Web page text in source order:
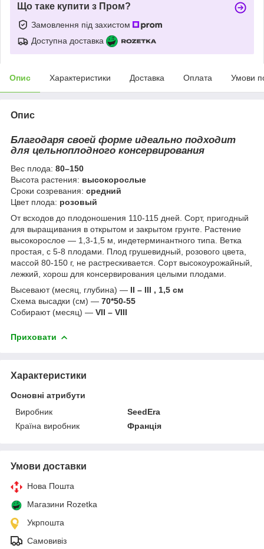
Що таке купити з Пром?
Замовлення під захистом
Доступна доставка
Опис Характеристики Доставка Оплата Умови
Опис
Благодаря своей форме идеально подходит
для цельноплодного консервирования
Вес плода: 80–150
Высота растения: высокорослые
Сроки созревания: средний
Цвет плода: розовый
От всходов до плодоношения 110-115 дней. Сорт, пригодный
для выращивания в открытом и закрытом грунте. Растение
высокорослое — 1,3-1,5 м, индетерминантного типа. Ветка
простая, с 5-8 плодами. Плод грушевидный, розового цвета,
массой 80-150 г, не растрескивается. Сорт высокоурожайный,
лежкий, хорош для консервирования целыми плодами.
Высевают (месяц, глубина) — II – III , 1,5 см
Схема высадки (см) — 70*50-55
Собирают (месяц) — VII – VIII
Приховати
Характеристики
Основні атрибути
Виробник
SeedEra
Країна виробник
Франція
Умови доставки
Нова Пошта
Магазини Rozetka
Укрпошта
Самовивіз